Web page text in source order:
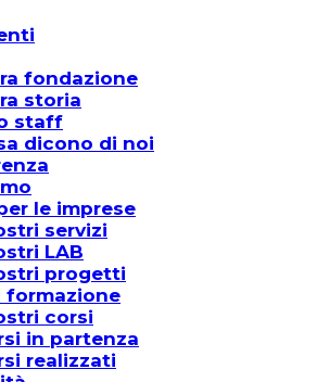
fondazione
storia
staff
dicono di noi
le imprese
servizi
LAB
progetti
formazione
corsi
in partenza
realizzati